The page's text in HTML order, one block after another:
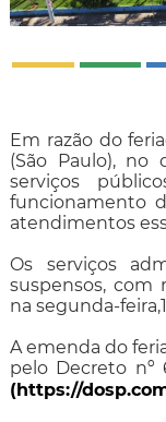
Em razão do
(São Paulo),
serviços
funcionamento
atendimentos
Os serviços
suspensos, com
na segunda-
A emenda do
pelo Decreto nº
(https://